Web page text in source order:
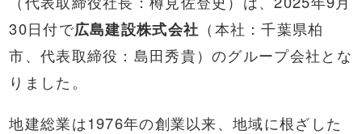
30日付で広島建設株式会社 （本社：千葉県柏
市、代表取締役：島田秀貴）のグループ会社とな
りました。
地建総業は1976年の創業以来、地域に根ざした